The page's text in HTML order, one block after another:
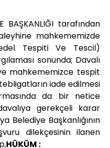
BAŞKANLIĞI tarafından
mahkememizde
Tespiti Ve Tescil)
sonunda; Davalı
mahkememizce tespit
iade edilmesi
da bir netice
gerekçeli karar
Belediye Başkanlığının
dilekçesinin ilanen
HÜKÜM :